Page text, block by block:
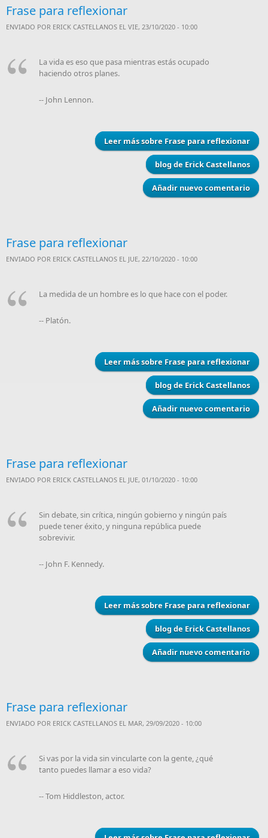
Frase para reflexionar
ENVIADO POR ERICK CASTELLANOS EL VIE, 23/10/2020 - 10:00
La vida es eso que pasa mientras estás ocupado
haciendo otros planes.
-- John Lennon.
Leer mássobre Frase para reflexionar
blog de Erick Castellanos
Añadir nuevo comentario
Frase para reflexionar
ENVIADO POR ERICK CASTELLANOS EL JUE, 22/10/2020 - 10:00
La medida de un hombre es lo que hace con el poder.
-- Platón.
Leer mássobre Frase para reflexionar
blog de Erick Castellanos
Añadir nuevo comentario
Frase para reflexionar
ENVIADO POR ERICK CASTELLANOS EL JUE, 01/10/2020 - 10:00
Sin debate, sin crítica, ningún gobierno y ningún país
puede tener éxito, y ninguna república puede
sobrevivir.
-- John F. Kennedy.
Leer mássobre Frase para reflexionar
blog de Erick Castellanos
Añadir nuevo comentario
Frase para reflexionar
ENVIADO POR ERICK CASTELLANOS EL MAR, 29/09/2020 - 10:00
Si vas por la vida sin vincularte con la gente, ¿qué
tanto puedes llamar a eso vida?
-- Tom Hiddleston, actor.